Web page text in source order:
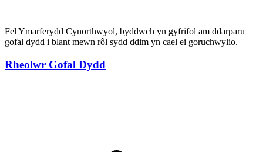
Fel Ymarferydd Cynorthwyol, byddwch yn gyfrifol am ddarparu
gofal dydd i blant mewn rôl sydd ddim yn cael ei goruchwylio.
Rheolwr Gofal Dydd